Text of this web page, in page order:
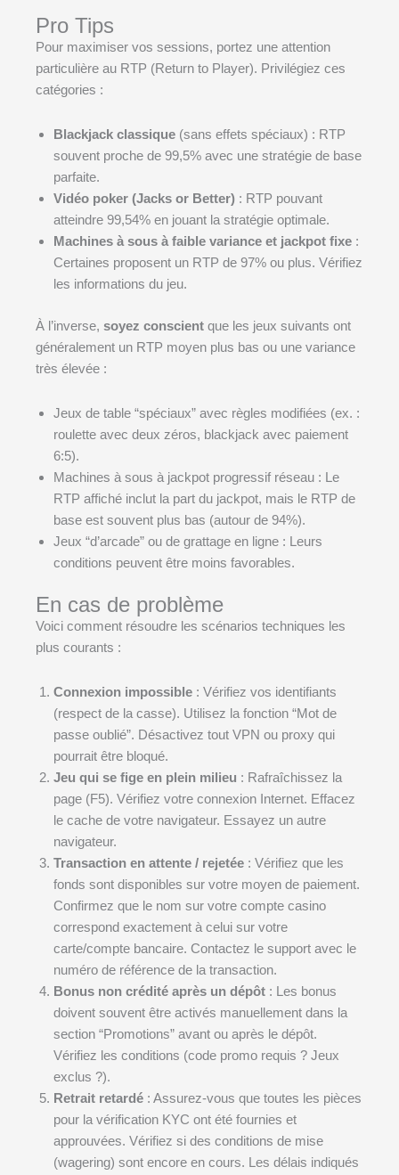
Pro Tips
Pour maximiser vos sessions, portez une attention
particulière au RTP (Return to Player). Privilégiez ces
catégories :
Blackjack classique (sans effets spéciaux) : RTP
souvent proche de 99,5% avec une stratégie de base
parfaite.
Vidéo poker (Jacks or Better) : RTP pouvant
atteindre 99,54% en jouant la stratégie optimale.
Machines à sous à faible variance et jackpot fixe :
Certaines proposent un RTP de 97% ou plus. Vérifiez
les informations du jeu.
À l’inverse, soyez conscient que les jeux suivants ont
généralement un RTP moyen plus bas ou une variance
très élevée :
Jeux de table “spéciaux” avec règles modifiées (ex. :
roulette avec deux zéros, blackjack avec paiement
6:5).
Machines à sous à jackpot progressif réseau : Le
RTP affiché inclut la part du jackpot, mais le RTP de
base est souvent plus bas (autour de 94%).
Jeux “d’arcade” ou de grattage en ligne : Leurs
conditions peuvent être moins favorables.
En cas de problème
Voici comment résoudre les scénarios techniques les
plus courants :
Connexion impossible : Vérifiez vos identifiants
(respect de la casse). Utilisez la fonction “Mot de
passe oublié”. Désactivez tout VPN ou proxy qui
pourrait être bloqué.
Jeu qui se fige en plein milieu : Rafraîchissez la
page (F5). Vérifiez votre connexion Internet. Effacez
le cache de votre navigateur. Essayez un autre
navigateur.
Transaction en attente / rejetée : Vérifiez que les
fonds sont disponibles sur votre moyen de paiement.
Confirmez que le nom sur votre compte casino
correspond exactement à celui sur votre
carte/compte bancaire. Contactez le support avec le
numéro de référence de la transaction.
Bonus non crédité après un dépôt : Les bonus
doivent souvent être activés manuellement dans la
section “Promotions” avant ou après le dépôt.
Vérifiez les conditions (code promo requis ? Jeux
exclus ?).
Retrait retardé : Assurez-vous que toutes les pièces
pour la vérification KYC ont été fournies et
approuvées. Vérifiez si des conditions de mise
(wagering) sont encore en cours. Les délais indiqués